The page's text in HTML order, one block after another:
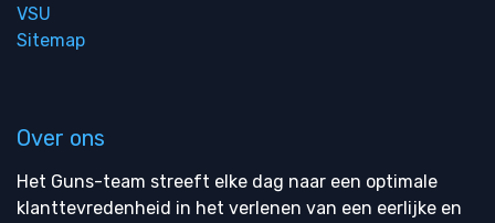
VSU
Sitemap
Over ons
Het Guns-team streeft elke dag naar een optimale
klanttevredenheid in het verlenen van een eerlijke en